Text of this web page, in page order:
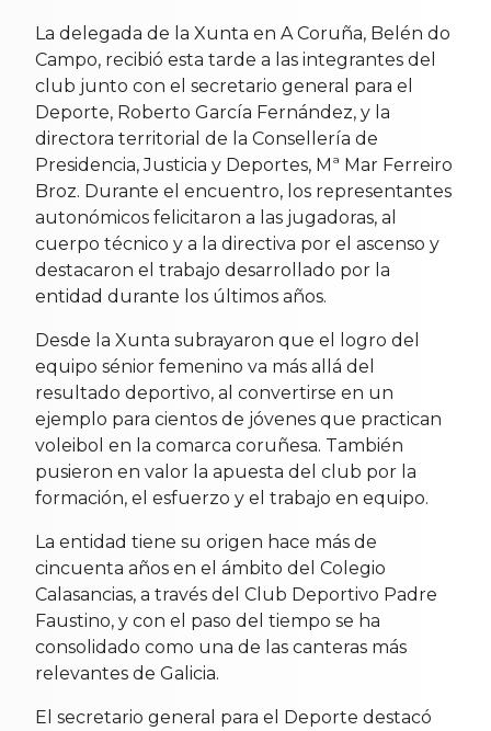
La delegada de la Xunta en A Coruña, Belén do
Campo, recibió esta tarde a las integrantes del
club junto con el secretario general para el
Deporte, Roberto García Fernández, y la
directora territorial de la Consellería de
Presidencia, Justicia y Deportes, Mª Mar Ferreiro
Broz. Durante el encuentro, los representantes
autonómicos felicitaron a las jugadoras, al
cuerpo técnico y a la directiva por el ascenso y
destacaron el trabajo desarrollado por la
entidad durante los últimos años.
Desde la Xunta subrayaron que el logro del
equipo sénior femenino va más allá del
resultado deportivo, al convertirse en un
ejemplo para cientos de jóvenes que practican
voleibol en la comarca coruñesa. También
pusieron en valor la apuesta del club por la
formación, el esfuerzo y el trabajo en equipo.
La entidad tiene su origen hace más de
cincuenta años en el ámbito del Colegio
Calasancias, a través del Club Deportivo Padre
Faustino, y con el paso del tiempo se ha
consolidado como una de las canteras más
relevantes de Galicia.
El secretario general para el Deporte destacó